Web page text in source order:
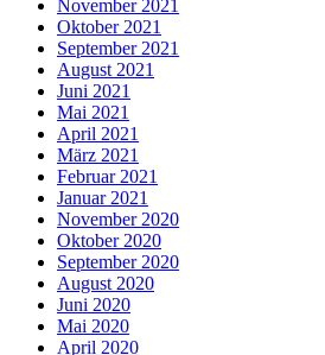
November 2021
Oktober 2021
September 2021
August 2021
Juni 2021
Mai 2021
April 2021
März 2021
Februar 2021
Januar 2021
November 2020
Oktober 2020
September 2020
August 2020
Juni 2020
Mai 2020
April 2020